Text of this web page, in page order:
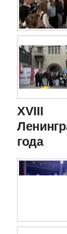
XVIII
года